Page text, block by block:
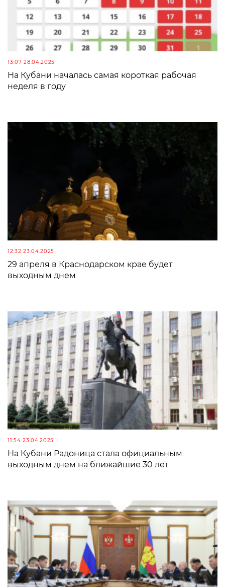
13:07 28.04.2025
На Кубани началась самая короткая рабочая
неделя в году
12:32 23.04.2025
29 апреля в Краснодарском крае будет
выходным днем
11:54 23.04.2025
На Кубани Радоница стала официальным
выходным днем на ближайшие 30 лет